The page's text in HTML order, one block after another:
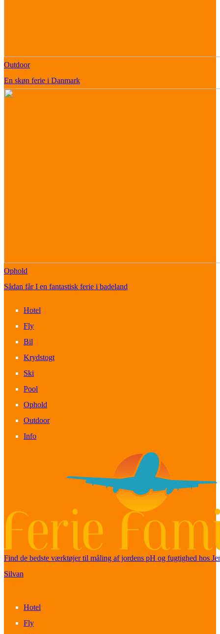
Outdoor
En skøn ferie i Danmark
Ophold
Sådan får I en fantastisk ferie i badeland
Hotel
Fly
Bil
Krydstogt
Ski
Pool
Ophold
Outdoor
Info
Find de bedste værktøjer til måling af jordens pH og fugtighed hos
Silvan
Hotel
Fly